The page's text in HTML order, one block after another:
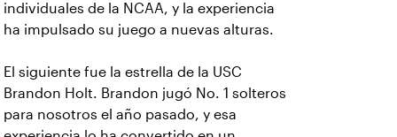
individuales de la NCAA, y la experiencia
ha impulsado su juego a nuevas alturas.
El siguiente fue la estrella de la USC
Brandon Holt. Brandon jugó No. 1 solteros
para nosotros el año pasado, y esa